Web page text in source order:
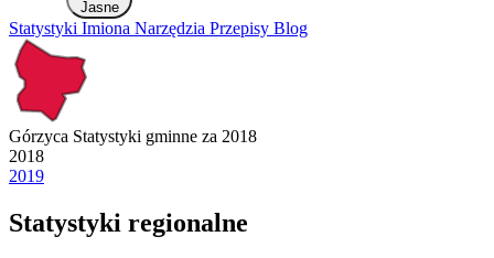
Jasne
Statystyki Imiona Narzędzia Przepisy Blog
Górzyca Statystyki gminne za 2018
2018
2019
Statystyki regionalne